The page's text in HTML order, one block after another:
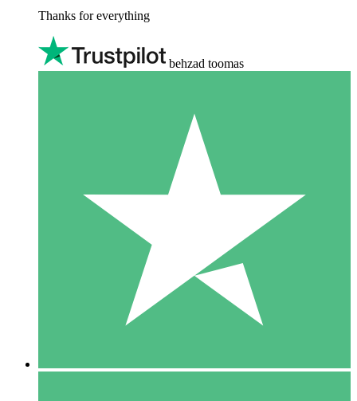
Thanks for everything
behzad toomas